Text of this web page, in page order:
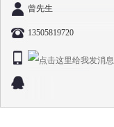
曾先生
13505819720